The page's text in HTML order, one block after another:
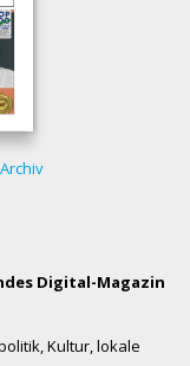
Digital-Magazin
Kultur, lokale